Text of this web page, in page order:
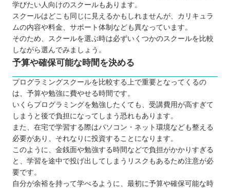
子ども向けと大人向けにプログラミングスクールに
違いはあるか
お得にプログラミングスクールに通える制度
プログラミングスクールで挫折しないために
【長野】大人向けのおすすめプログラミングスクー
ル7選
TECH I.S.（テックアイエス）
RUNTEQ（ランテック）
ピュアパソコンスクール
パソコンレッスンcafé
Winスクール
ハロー！パソコン教室 イトーヨーカドー上
田校
学びたい人向けのスクールもあります。
スクールはどこも同じに見えるかもしれませんが、カリキュラ
ムの内容や料金、サポート体制なども異なっています。
そのため、スクールを選ぶ時は必ずいくつかのスクールを比較
しながら選んでみましょう。
予算や確保可能な時間を決める
プログラミングスクールを比較する上で重要となってくるの
は、予算や勉強に費やせる時間です。
いくらプログラミングを勉強したくても、受講費用が高すぎて
しまうと後で負担になってしまう恐れもあります。
また、在宅で学習する際はパソコン・ネット環境なども整える
必要があり、それなりに投資することになります。
このように、金銭面や勉強する時間などで負担がかかりすぎる
と、学習を途中で投げ出してしまうリスクもあるため注意が必
要です。
自分が余裕を持って学べるように、最初に予算や確保可能な時